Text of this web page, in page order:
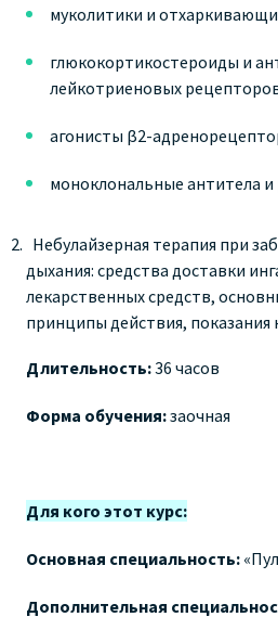
муколитики и
глюкокортикостероиды и
лейкотриеновых
агонисты β2-
моноклональные антитела
Небулайзерная терапия при
дыхания: средства доставки
лекарственных средств,
принципы действия, показания
Длительность:36 часов
Форма обучения:заочная
Для кого этот курс:
Основная специальность:
Дополнительная